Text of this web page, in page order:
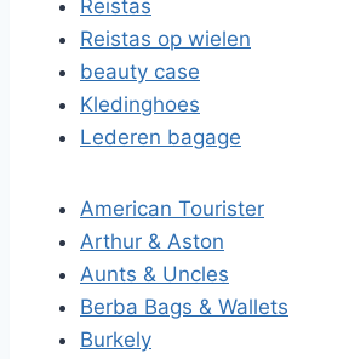
Reistas
Reistas op wielen
beauty case
Kledinghoes
Lederen bagage
American Tourister
Arthur & Aston
Aunts & Uncles
Berba Bags & Wallets
Burkely